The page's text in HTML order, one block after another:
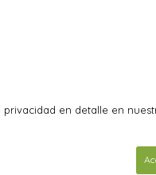
en detalle en